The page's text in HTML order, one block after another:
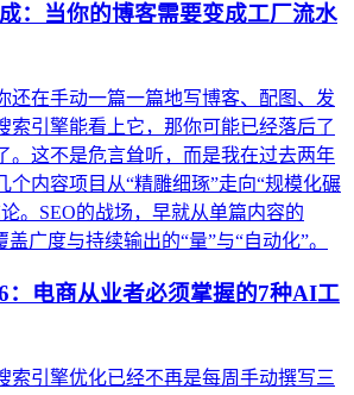
：当你的博客需要变成工厂流水
还在手动一篇一篇地写博客、配图、发
索引擎能看上它，那你可能已经落后了
。这不是危言耸听，而是我在过去两年
个内容项目从“精雕细琢”走向“规模化碾
。SEO的战场，早就从单篇内容的
盖广度与持续输出的“量”与“自动化”。
：电商从业者必须掌握的7种AI工
索引擎优化已经不再是每周手动撰写三